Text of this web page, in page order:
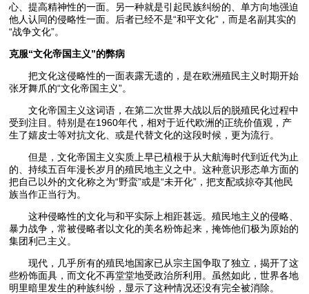
心、提高精神性的一面。另一种就是引起民族纠纷的、单方向地强迫
他人认同的侵略性一面。后者已经不是“和平文化”，而是名副其实的
“战争文化”。
克服“文化帝国主义”的弊病
把文化这侵略性的一面表露无遗的，是在欧洲殖民主义时期开始
张牙舞爪的“文化帝国主义”。
文化帝国主义这词语，在第二次世界大战以后的脱殖民化过程中
受到注目。特别是在1960年代，相对于近代欧洲的正统价值观，产
生了嬉皮士等对抗文化、或是代替文化的这段时候，更为流行。
但是，文化帝国主义实质上早已植根于从大航海时代到近代为止
的、持续五百年漫长岁月的殖民地主义之中。这种意识形态单方面的
把自己以外的文化称之为“野蛮”或是“未开化”，把支配或掠夺其他民
族当作正当行为。
这种侵略性的文化与和平实际上相距甚远。殖民地主义的侵略、
暴力战争，常被侵略者以文化的美名粉饰起来，掩饰他们极为原始的
集团利己主义。
现代，几乎所有的殖民地国家已从宗主国争取了独立，揭开了这
些粉饰面具，而文化不再堂堂地受政治所利用。虽然如此，世界各地
明里暗里发生的种族纠纷，显示了这种情况还没有完全被消除。